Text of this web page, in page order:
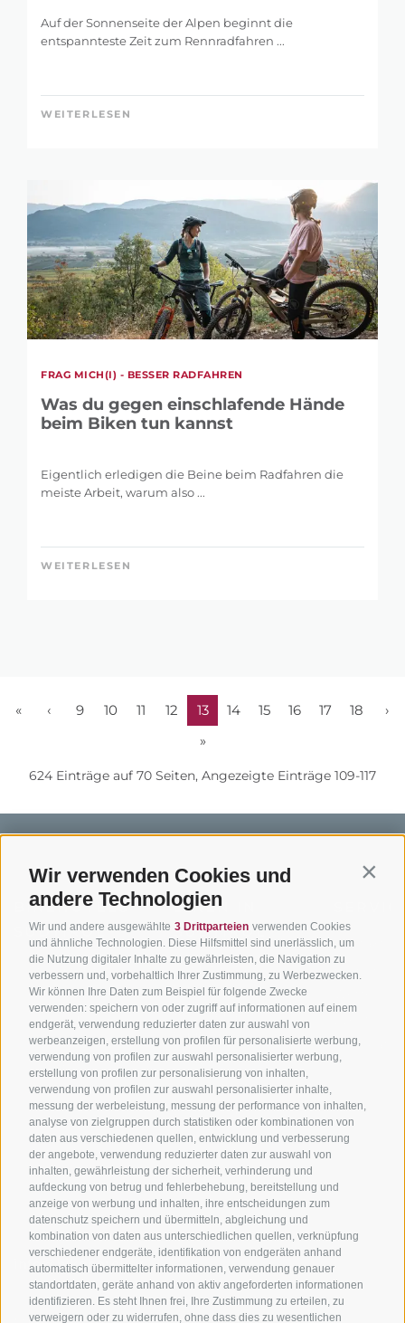
Wir verwenden Cookies und
andere Technologien
Wir und andere ausgewählte 3 Drittparteien verwenden Cookies
und ähnliche Technologien. Diese Hilfsmittel sind unerlässlich, um
die Nutzung digitaler Inhalte zu gewährleisten, die Navigation zu
verbessern und, vorbehaltlich Ihrer Zustimmung, zu Werbezwecken.
Wir können Ihre Daten zum Beispiel für folgende Zwecke
verwenden: speichern von oder zugriff auf informationen auf einem
endgerät, verwendung reduzierter daten zur auswahl von
werbeanzeigen, erstellung von profilen für personalisierte werbung,
verwendung von profilen zur auswahl personalisierter werbung,
erstellung von profilen zur personalisierung von inhalten,
verwendung von profilen zur auswahl personalisierter inhalte,
messung der werbeleistung, messung der performance von inhalten,
analyse von zielgruppen durch statistiken oder kombinationen von
daten aus verschiedenen quellen, entwicklung und verbesserung
der angebote, verwendung reduzierter daten zur auswahl von
inhalten, gewährleistung der sicherheit, verhinderung und
aufdeckung von betrug und fehlerbehebung, bereitstellung und
anzeige von werbung und inhalten, ihre entscheidungen zum
datenschutz speichern und übermitteln, abgleichung und
kombination von daten aus unterschiedlichen quellen, verknüpfung
verschiedener endgeräte, identifikation von endgeräten anhand
automatisch übermittelter informationen, verwendung genauer
standortdaten, geräte anhand von aktiv angeforderten informationen
identifizieren. Es steht Ihnen frei, Ihre Zustimmung zu erteilen, zu
verweigern oder zu widerrufen, ohne dass dies zu wesentlichen
Auf der Sonnenseite der Alpen beginnt die
entspannteste Zeit zum Rennradfahren ...
WEITERLESEN
FRAG MICH(I) - BESSER RADFAHREN
Was du gegen einschlafende Hände
beim Biken tun kannst
Eigentlich erledigen die Beine beim Radfahren die
meiste Arbeit, warum also ...
WEITERLESEN
« ‹ 9 10 11 12 13 14 15 16 17 18
›
»
624 Einträge auf 70 Seiten, Angezeigte Einträge 109-117
BIKEHOTELS
SÜDTIROL
Hotels & Pakete
Urlaubspakete
Unsere Gutscheine
Hot Deals
Bike & Work
BIKEN IN
SÜDTIROL
Mountainbiken in
Südtirol
Rennradfahren in
Südtirol
Radwege in Südtirol
Bikeshops & Verleihe
Bike-Schulen
Tourenzentrale
Kontakt
Anreise
Zum
info@bikehotels.it